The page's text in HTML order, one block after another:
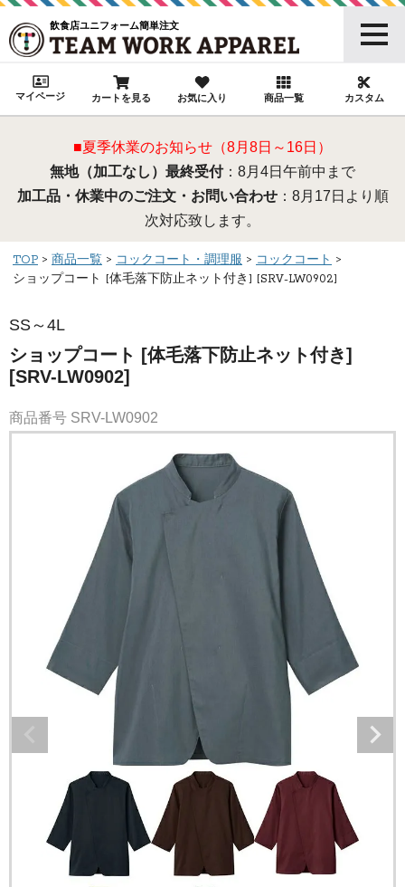
飲食店ユニフォーム簡単注文
マイページ カートを見る お気に入り 商品一覧 カスタム
■夏季休業のお知らせ（8月8日～16日）
無地（加工なし）最終受付：8月4日午前中まで
加工品・休業中のご注文・お問い合わせ：8月17日より順
次対応致します。
TOP 商品一覧 コックコート・調理服
コックコート
ショップコート [体毛落下防止ネット付き] [SRV-LW0902]
SS～4L
ショップコート [体毛落下防止ネット付き]
[SRV-LW0902]
商品番号 SRV-LW0902